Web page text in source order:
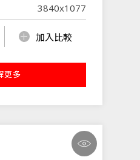
3840x1077
加入比較
更多